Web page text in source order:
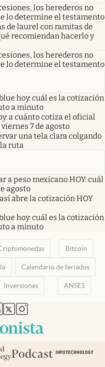
los herederos no
lo determine el testamento
de laurel con ramitas de
recomiendan hacerlo y
los herederos no
lo determine el testamento
hoy: cuál es la cotización
a minuto
a cuánto cotiza el oficial
7 de agosto
una tela clara colgando
ruta
a peso mexicano HOY: cuál
agosto
abre la cotización HOY
hoy: cuál es la cotización
a minuto
Bitcoin
Calendario de feriados
Inversiones ANSES
nueva pestaña
en nueva pestaña
abre en nueva pestaña
abre en nueva pestaña
abre en nueva pestaña